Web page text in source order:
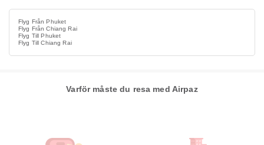
Flyg Från Phuket
Flyg Från Chiang Rai
Flyg Till Phuket
Flyg Till Chiang Rai
Varför måste du resa med Airpaz